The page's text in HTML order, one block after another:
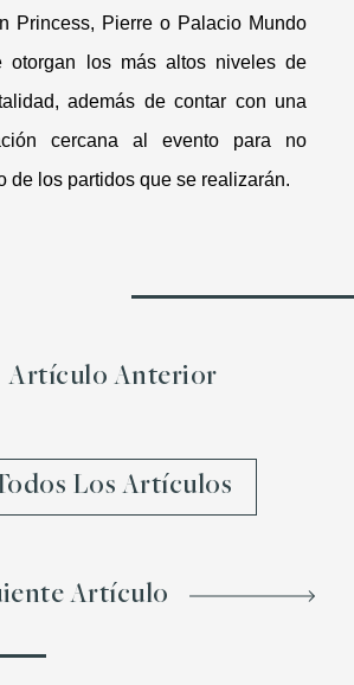
Princess, Pierre o Palacio Mundo
otorgan los más altos niveles de
además de contar con una
cercana al evento para no
de los partidos que se realizarán.
Artículo Anterior
Los Artículos
Artículo